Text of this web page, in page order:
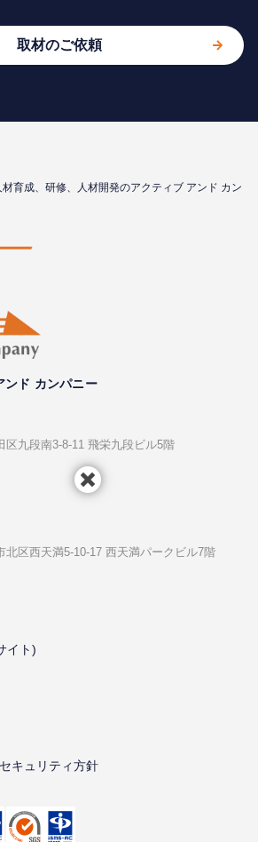
取材のご依頼
育成、研修、⼈材開発のアクティブ アンド カン
ンド カンパニー
区九段南3-8-11 飛栄九段ビル5階
北区⻄天満5-10-17 ⻄天満パークビル7階
イト)
キュリティ方針